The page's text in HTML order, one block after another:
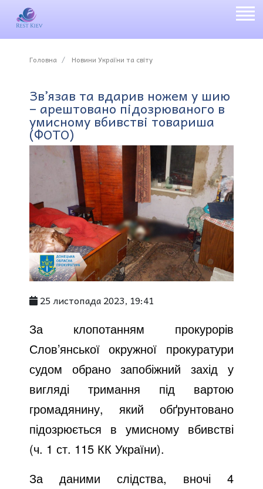
Головна Новини України та світу
Зв’язав та вдарив ножем у шию
– арештовано підозрюваного в
умисному вбивстві товариша
(ФОТО)
25 листопада 2023, 19:41
За клопотанням прокурорів
Слов’янської окружної прокуратури
судом обрано запобіжний захід у
вигляді тримання під вартою
громадянину, який обґрунтовано
підозрюється в умисному вбивстві
(ч. 1 ст. 115 КК України).
За даними слідства, вночі 4